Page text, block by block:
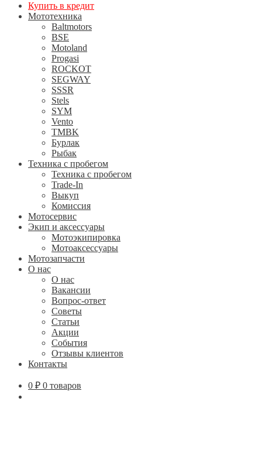
Купить в кредит
Мототехника
Baltmotors
BSE
Motoland
Progasi
ROCKOT
SEGWAY
SSSR
Stels
SYM
Vento
TMBK
Бурлак
Рыбак
Техника с пробегом
Техника с пробегом
Trade-In
Выкуп
Комиссия
Мотосервис
Экип и аксессуары
Мотоэкипировка
Мотоаксессуары
Мотозапчасти
О нас
О нас
Вакансии
Вопрос-ответ
Советы
Статьи
Акции
События
Отзывы клиентов
Контакты
0 ₽ 0 товаров